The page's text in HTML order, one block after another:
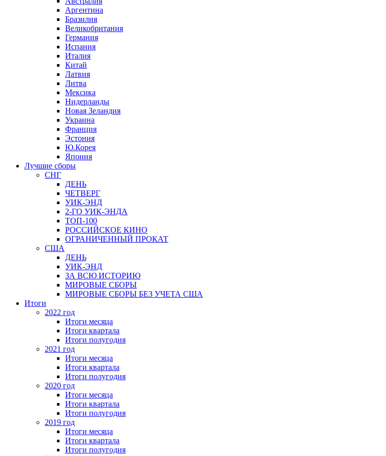
Аргентина
Бразилия
Великобритания
Германия
Испания
Италия
Китай
Латвия
Литва
Мексика
Нидерланды
Новая Зеландия
Украина
Франция
Эстония
Ю.Корея
Япония
Лучшие сборы
СНГ
ДЕНЬ
ЧЕТВЕРГ
УИК-ЭНД
2-ГО УИК-ЭНДА
ТОП-100
РОССИЙСКОЕ КИНО
ОГРАНИЧЕННЫЙ ПРОКАТ
США
ДЕНЬ
УИК-ЭНД
ЗА ВСЮ ИСТОРИЮ
МИРОВЫЕ СБОРЫ
МИРОВЫЕ СБОРЫ БЕЗ УЧЕТА США
Итоги
2022 год
Итоги месяца
Итоги квартала
Итоги полугодия
2021 год
Итоги месяца
Итоги квартала
Итоги полугодия
2020 год
Итоги месяца
Итоги квартала
Итоги полугодия
2019 год
Итоги месяца
Итоги квартала
Итоги полугодия